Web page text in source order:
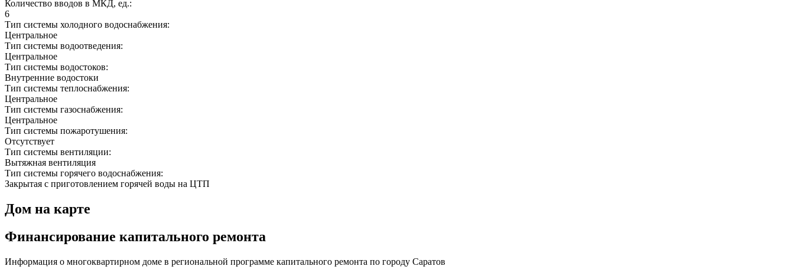
Количество вводов в МКД, ед.:
6
Тип системы холодного водоснабжения:
Центральное
Тип системы водоотведения:
Центральное
Тип системы водостоков:
Внутренние водостоки
Тип системы теплоснабжения:
Центральное
Тип системы газоснабжения:
Центральное
Тип системы пожаротушения:
Отсутствует
Тип системы вентиляции:
Вытяжная вентиляция
Тип системы горячего водоснабжения:
Закрытая с приготовлением горячей воды на ЦТП
Дом на карте
Финансирование капитального ремонта
Информация о многоквартирном доме в региональной программе капитального ремонта по городу Саратов